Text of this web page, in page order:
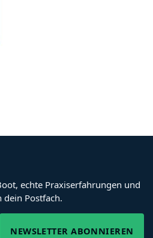
echte Praxiserfahrungen und
Postfach.
NEWSLETTER ABONNIEREN